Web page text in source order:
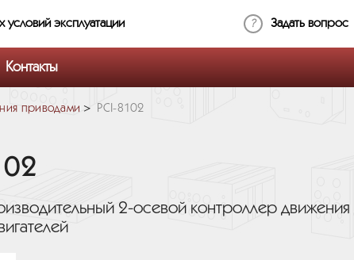
условий эксплуатации Задать вопрос
Контакты
приводами PCI-8102
2-осевой контроллер